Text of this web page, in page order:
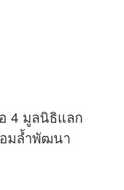
4 มูลนิธิแลก
มล้ำพัฒนา